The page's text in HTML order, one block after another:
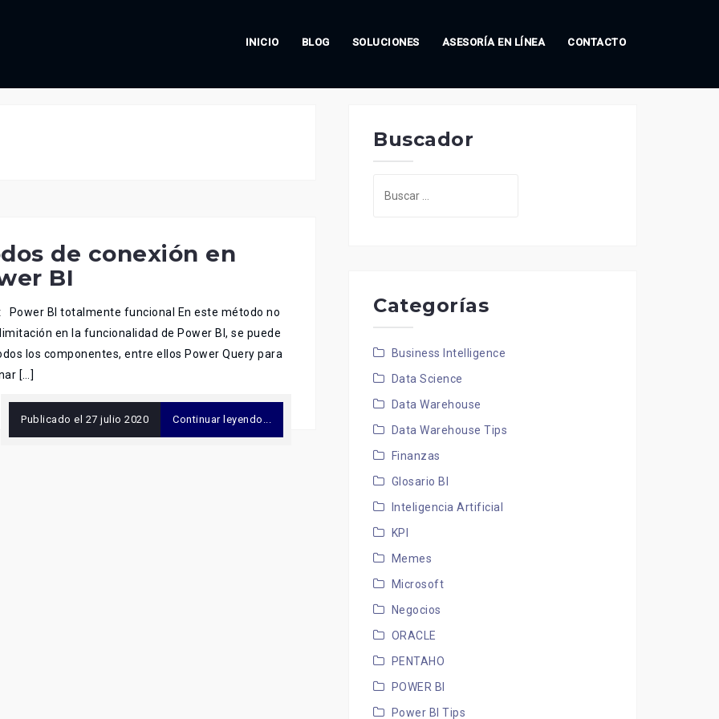
INICIO BLOG SOLUCIONES ASESORÍA EN LÍNEA CONTACTO
de conexión en
BI
Power BI totalmente funcional En este método no
en la funcionalidad de Power BI, se puede
los componentes, entre ellos Power Query para
[…]
Publicado el 27 julio 2020 Continuar leyendo...
Buscador
Categorías
Business Intelligence
Data Science
Data Warehouse
Data Warehouse Tips
Finanzas
Glosario BI
Inteligencia Artificial
KPI
Memes
Microsoft
Negocios
ORACLE
PENTAHO
POWER BI
Power BI Tips